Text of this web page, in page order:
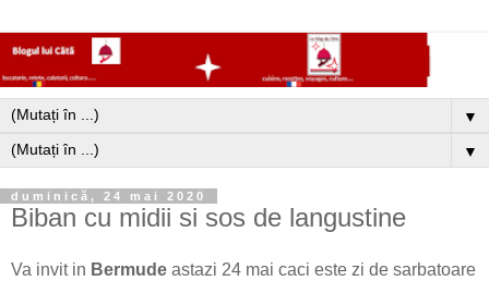
▼
▼
duminică, 24 mai 2020
Biban cu midii si sos de langustine
Va invit in Bermude astazi 24 mai caci este zi de sarbatoare